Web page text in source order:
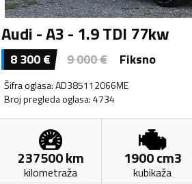
Audi - A3 - 1.9 TDI 77kw
8 300€ 9 000€ Fiksno
Šifra oglasa:AD385112066ME
Broj pregleda oglasa:4734
237500km
kilometraža
1900cm3
kubikaža